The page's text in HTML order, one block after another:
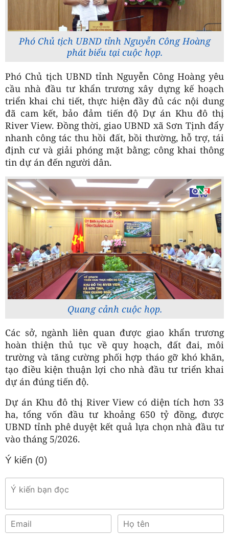
Phó Chủ tịch UBND tỉnh Nguyễn Công Hoàng
phát biểu tại cuộc họp.
Phó Chủ tịch UBND tỉnh Nguyễn Công Hoàng yêu
cầu nhà đầu tư khẩn trương xây dựng kế hoạch
triển khai chi tiết, thực hiện đầy đủ các nội dung
đã cam kết, bảo đảm tiến độ Dự án Khu đô thị
River View. Đồng thời, giao UBND xã Sơn Tịnh đẩy
nhanh công tác thu hồi đất, bồi thường, hỗ trợ, tái
định cư và giải phóng mặt bằng; công khai thông
tin dự án đến người dân.
Quang cảnh cuộc họp.
Các sở, ngành liên quan được giao khẩn trương
hoàn thiện thủ tục về quy hoạch, đất đai, môi
trường và tăng cường phối hợp tháo gỡ khó khăn,
tạo điều kiện thuận lợi cho nhà đầu tư triển khai
dự án đúng tiến độ.
Dự án Khu đô thị River View có diện tích hơn 33
ha, tổng vốn đầu tư khoảng 650 tỷ đồng, được
UBND tỉnh phê duyệt kết quả lựa chọn nhà đầu tư
vào tháng 5/2026.
Ý kiến (0)